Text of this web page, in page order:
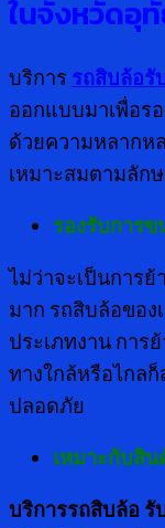
ในจังหวัดอุ
บริการ รถสิบล้อรั
ออกแบบมาเพื่อร
ด้วยความหลากห
เหมาะสมตามลัก
รองรับการ
ไม่ว่าจะเป็นการ
มาก รถสิบล้อของ
ประเภทงาน การ
ทางใกล้หรือไกลก็
ปลอดภัย
เหมาะกับสิ
บริการรถสิบล้อ รั